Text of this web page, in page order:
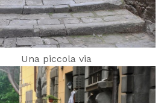
Una piccola via